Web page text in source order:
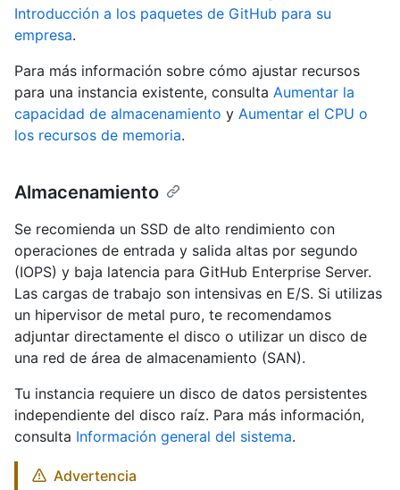
Introducción a los paquetes de GitHub para su
empresa.
Para más información sobre cómo ajustar recursos
para una instancia existente, consulta Aumentar la
capacidad de almacenamiento y Aumentar el CPU o
los recursos de memoria.
Almacenamiento
Se recomienda un SSD de alto rendimiento con
operaciones de entrada y salida altas por segundo
(IOPS) y baja latencia para GitHub Enterprise Server.
Las cargas de trabajo son intensivas en E/S. Si utilizas
un hipervisor de metal puro, te recomendamos
adjuntar directamente el disco o utilizar un disco de
una red de área de almacenamiento (SAN).
Tu instancia requiere un disco de datos persistentes
independiente del disco raíz. Para más información,
consulta Información general del sistema.
Advertencia